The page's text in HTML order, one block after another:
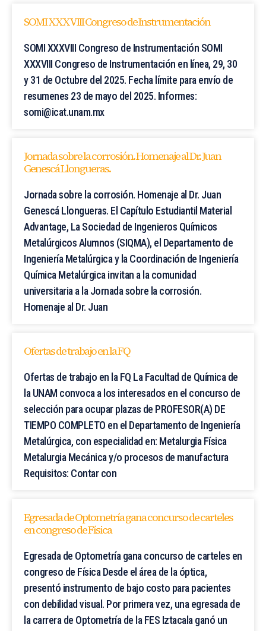
SOMI XXXVIII Congreso de Instrumentación
SOMI XXXVIII Congreso de Instrumentación SOMI
XXXVIII Congreso de Instrumentación en línea, 29, 30
y 31 de Octubre del 2025. Fecha límite para envío de
resumenes 23 de mayo del 2025. Informes:
somi@icat.unam.mx
Jornada sobre la corrosión. Homenaje al Dr. Juan
Genescá Llongueras.
Jornada sobre la corrosión. Homenaje al Dr. Juan
Genescá Llongueras. El Capítulo Estudiantil Material
Advantage, La Sociedad de Ingenieros Químicos
Metalúrgicos Alumnos (SIQMA), el Departamento de
Ingeniería Metalúrgica y la Coordinación de Ingeniería
Química Metalúrgica invitan a la comunidad
universitaria a la Jornada sobre la corrosión.
Homenaje al Dr. Juan
Ofertas de trabajo en la FQ
Ofertas de trabajo en la FQ La Facultad de Química de
la UNAM convoca a los interesados en el concurso de
selección para ocupar plazas de PROFESOR(A) DE
TIEMPO COMPLETO en el Departamento de Ingeniería
Metalúrgica, con especialidad en: Metalurgia Física
Metalurgia Mecánica y/o procesos de manufactura
Requisitos: Contar con
Egresada de Optometría gana concurso de carteles
en congreso de Física
Egresada de Optometría gana concurso de carteles en
congreso de Física Desde el área de la óptica,
presentó instrumento de bajo costo para pacientes
con debilidad visual. Por primera vez, una egresada de
la carrera de Optometría de la FES Iztacala ganó un